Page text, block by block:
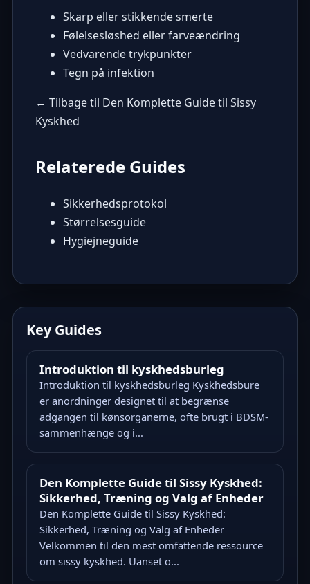
Skarp eller stikkende smerte
Følelsesløshed eller farveændring
Vedvarende trykpunkter
Tegn på infektion
← Tilbage til Den Komplette Guide til Sissy
Kyskhed
Relaterede Guides
Sikkerhedsprotokol
Størrelsesguide
Hygiejneguide
Key Guides
Introduktion til kyskhedsburleg
Introduktion til kyskhedsburleg Kyskhedsbure
er anordninger designet til at begrænse
adgangen til kønsorganerne, ofte brugt i BDSM-
sammenhænge og i...
Den Komplette Guide til Sissy Kyskhed:
Sikkerhed, Træning og Valg af Enheder
Den Komplette Guide til Sissy Kyskhed:
Sikkerhed, Træning og Valg af Enheder
Velkommen til den mest omfattende ressource
om sissy kyskhed. Uanset o...